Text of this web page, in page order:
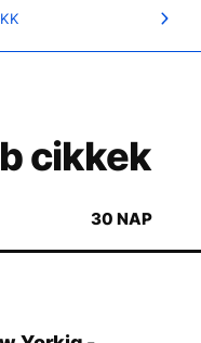
cikkek
30 NAP